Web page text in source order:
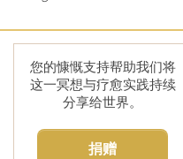
您的慷慨支持帮助我们将
这一冥想与疗愈实践持续
分享给世界。
捐赠